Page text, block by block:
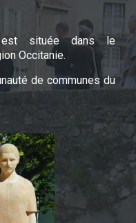
est située dans le
Occitanie.
de communes du